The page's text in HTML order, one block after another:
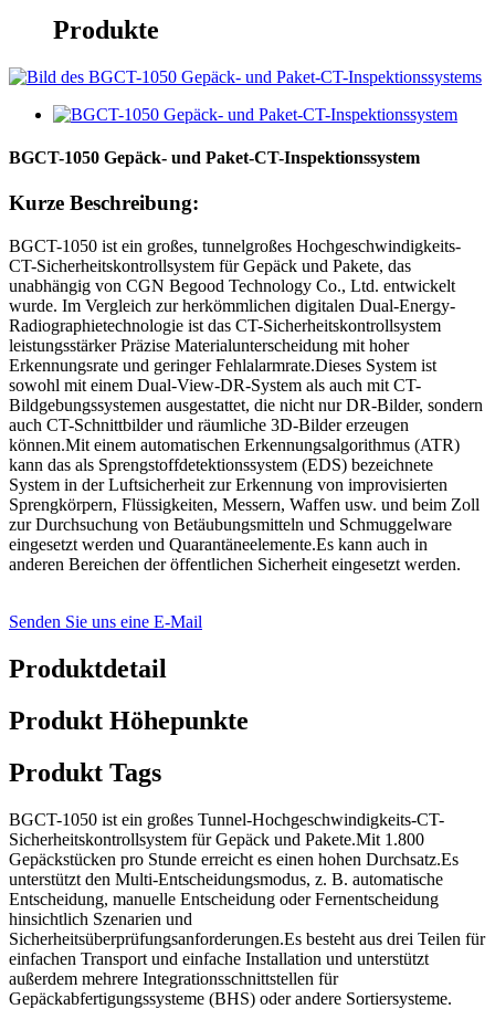
Produkte
BGCT-1050 Gepäck- und Paket-CT-Inspektionssystem
Kurze Beschreibung:
BGCT-1050 ist ein großes, tunnelgroßes Hochgeschwindigkeits-
CT-Sicherheitskontrollsystem für Gepäck und Pakete, das
unabhängig von CGN Begood Technology Co., Ltd. entwickelt
wurde. Im Vergleich zur herkömmlichen digitalen Dual-Energy-
Radiographietechnologie ist das CT-Sicherheitskontrollsystem
leistungsstärker Präzise Materialunterscheidung mit hoher
Erkennungsrate und geringer Fehlalarmrate.Dieses System ist
sowohl mit einem Dual-View-DR-System als auch mit CT-
Bildgebungssystemen ausgestattet, die nicht nur DR-Bilder, sondern
auch CT-Schnittbilder und räumliche 3D-Bilder erzeugen
können.Mit einem automatischen Erkennungsalgorithmus (ATR)
kann das als Sprengstoffdetektionssystem (EDS) bezeichnete
System in der Luftsicherheit zur Erkennung von improvisierten
Sprengkörpern, Flüssigkeiten, Messern, Waffen usw. und beim Zoll
zur Durchsuchung von Betäubungsmitteln und Schmuggelware
eingesetzt werden und Quarantäneelemente.Es kann auch in
anderen Bereichen der öffentlichen Sicherheit eingesetzt werden.
Senden Sie uns eine E-Mail
Produktdetail
Produkt Höhepunkte
Produkt Tags
BGCT-1050 ist ein großes Tunnel-Hochgeschwindigkeits-CT-
Sicherheitskontrollsystem für Gepäck und Pakete.Mit 1.800
Gepäckstücken pro Stunde erreicht es einen hohen Durchsatz.Es
unterstützt den Multi-Entscheidungsmodus, z. B. automatische
Entscheidung, manuelle Entscheidung oder Fernentscheidung
hinsichtlich Szenarien und
Sicherheitsüberprüfungsanforderungen.Es besteht aus drei Teilen für
einfachen Transport und einfache Installation und unterstützt
außerdem mehrere Integrationsschnittstellen für
Gepäckabfertigungssysteme (BHS) oder andere Sortiersysteme.